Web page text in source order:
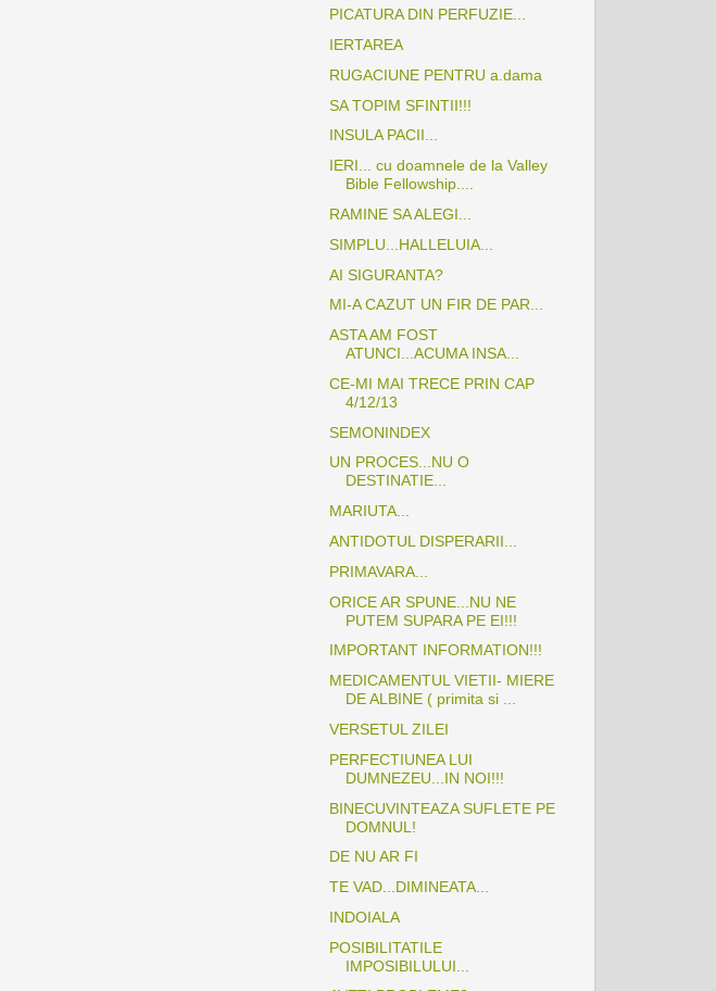
PICATURA DIN PERFUZIE...
IERTAREA
RUGACIUNE PENTRU a.dama
SA TOPIM SFINTII!!!
INSULA PACII...
IERI... cu doamnele de la Valley
Bible Fellowship....
RAMINE SA ALEGI...
SIMPLU...HALLELUIA...
AI SIGURANTA?
MI-A CAZUT UN FIR DE PAR...
ASTA AM FOST
ATUNCI...ACUMA INSA...
CE-MI MAI TRECE PRIN CAP
4/12/13
SEMONINDEX
UN PROCES...NU O
DESTINATIE...
MARIUTA...
ANTIDOTUL DISPERARII...
PRIMAVARA...
ORICE AR SPUNE...NU NE
PUTEM SUPARA PE EI!!!
IMPORTANT INFORMATION!!!
MEDICAMENTUL VIETII- MIERE
DE ALBINE ( primita si ...
VERSETUL ZILEI
PERFECTIUNEA LUI
DUMNEZEU...IN NOI!!!
BINECUVINTEAZA SUFLETE PE
DOMNUL!
DE NU AR FI
TE VAD...DIMINEATA...
INDOIALA
POSIBILITATILE
IMPOSIBILULUI...